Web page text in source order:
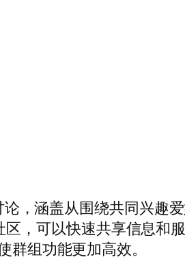
，涵盖从围绕共同兴趣
，可以快速共享信息和
组功能更加高效。